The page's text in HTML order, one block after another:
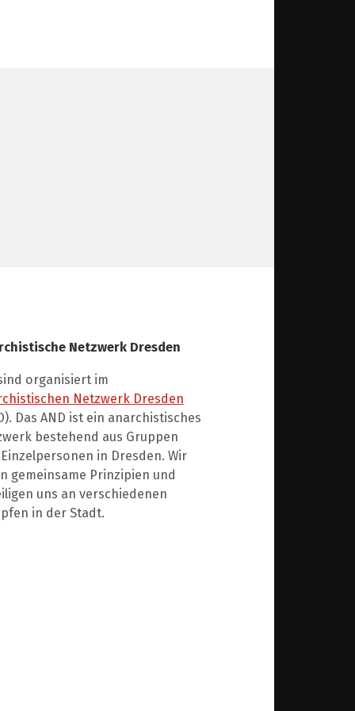
Netzwerk Dresden
organisiert im
Netzwerk Dresden
Das AND ist ein anarchistisches
bestehend aus Gruppen
in Dresden. Wir
gemeinsame Prinzipien und
uns an verschiedenen
in der Stadt.